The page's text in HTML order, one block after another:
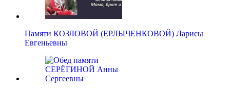
Памяти КОЗЛОВОЙ (ЕРЛЫЧЕНКОВОЙ) Ларисы
Евгеньевны